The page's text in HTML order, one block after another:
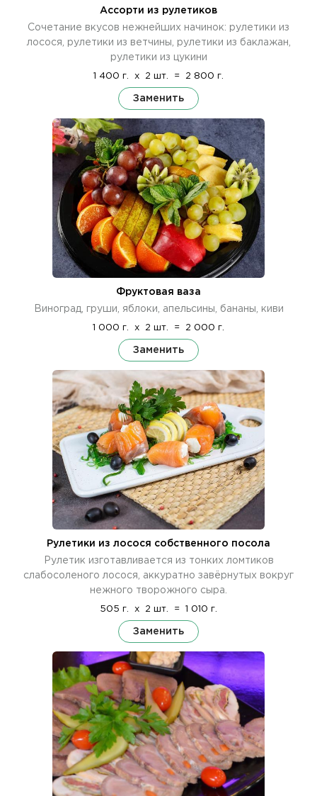
Ассорти из рулетиков
Сочетание вкусов нежнейших начинок: рулетики из
лосося, рулетики из ветчины, рулетики из баклажан,
рулетики из цукини
1 400 г. x 2 шт. = 2 800 г.
Заменить
Фруктовая ваза
Виноград, груши, яблоки, апельсины, бананы, киви
1 000 г. x 2 шт. = 2 000 г.
Заменить
Рулетики из лосося собственного посола
Рулетик изготавливается из тонких ломтиков
слабосоленого лосося, аккуратно завёрнутых вокруг
нежного творожного сыра.
505 г. x 2 шт. = 1 010 г.
Заменить